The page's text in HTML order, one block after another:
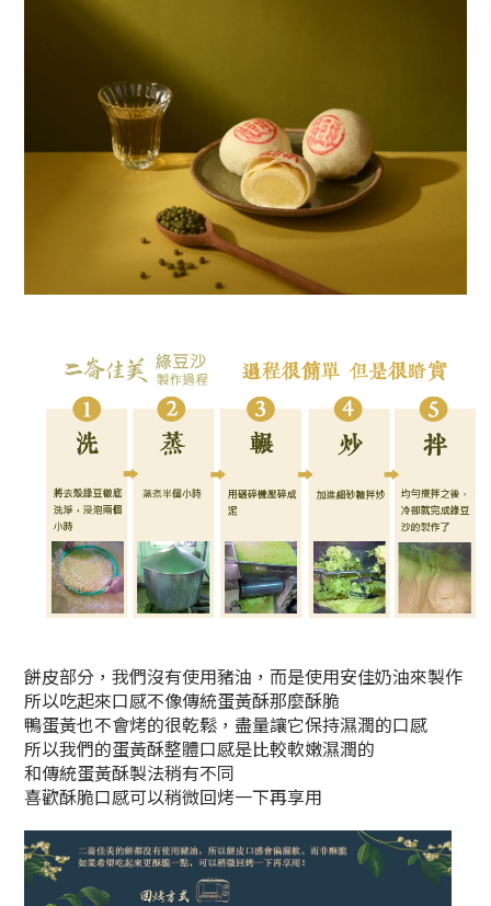
餅皮部分，我們沒有使用豬油，而是使用安佳奶油來製作
所以吃起來口感不像傳統蛋黃酥那麼酥脆
鴨蛋黃也不會烤的很乾鬆，盡量讓它保持濕潤的口感
所以我們的蛋黃酥整體口感是比較軟嫩濕潤的
和傳統蛋黃酥製法稍有不同
喜歡酥脆口感可以稍微回烤一下再享用